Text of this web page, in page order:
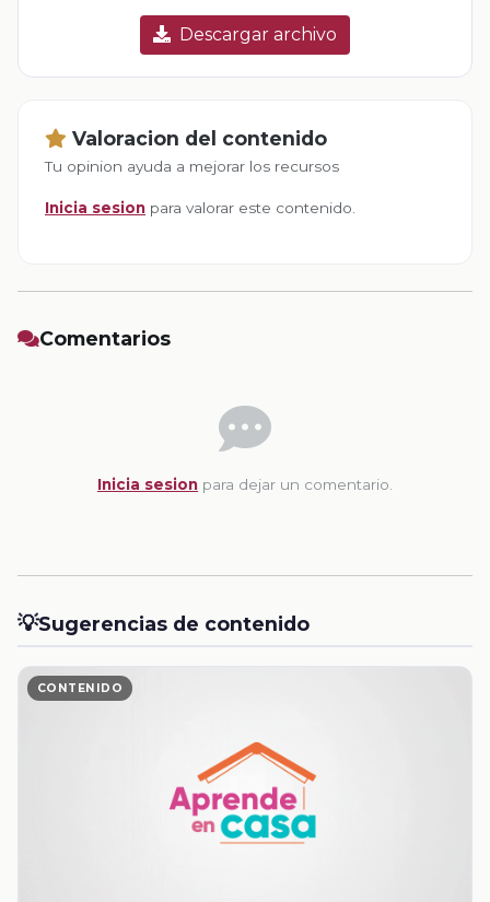
Descargar archivo
Valoracion del contenido
Tu opinion ayuda a mejorar los recursos
Inicia sesion para valorar este contenido.
Comentarios
Inicia sesion para dejar un comentario.
💡Sugerencias de contenido
CONTENIDO